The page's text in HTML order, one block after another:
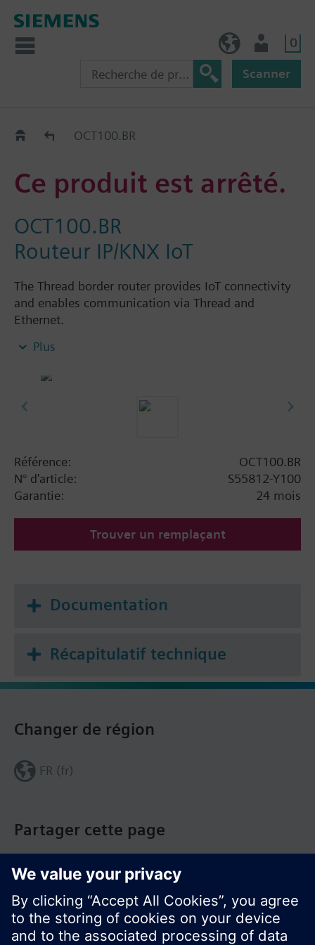
0
Scanner
Old2NewOCT100.BR
Ce produit est arrêté.
OCT100.BR
Routeur IP/KNX IoT
The Thread border router provides IoT connectivity
and enables communication via Thread and
Ethernet.
devices
thread communication
Mains powered by external power supply
adapter (AC 100...240 V)
Clear status indication with integrated LEDs
Plus
Référence:
OCT100.BR
N° d'article:
S55812-Y100
Garantie:
24 mois
Trouver un remplaçant
Documentation
Récapitulatif technique
Partager cette page
Changer de région
FR (fr)